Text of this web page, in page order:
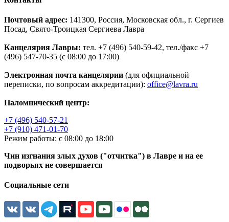
Почтовый адрес: 141300, Россия, Московская обл., г. Сергиев
Посад, Свято-Троицкая Сергиева Лавра
Канцелярия Лавры: тел. +7 (496) 540-59-42, тел./факс +7
(496) 547-70-35 (с 08:00 до 17:00)
Электронная почта канцелярии (для официальной
переписки, по вопросам аккредитации): office@lavra.ru
Паломнический центр:
+7 (496) 540-57-21
+7 (910) 471-01-70
Режим работы: с 08:00 до 18:00
Чин изгнания злых духов ("отчитка") в Лавре и на ее
подворьях не совершается
Социальные сети